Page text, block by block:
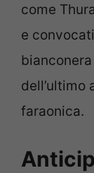
come
e
dell’ultimo
faraonica.